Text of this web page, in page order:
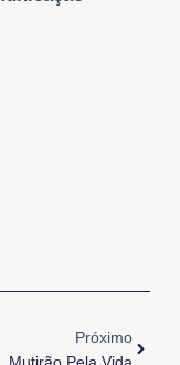
Próximo
Mutirão Pela Vida